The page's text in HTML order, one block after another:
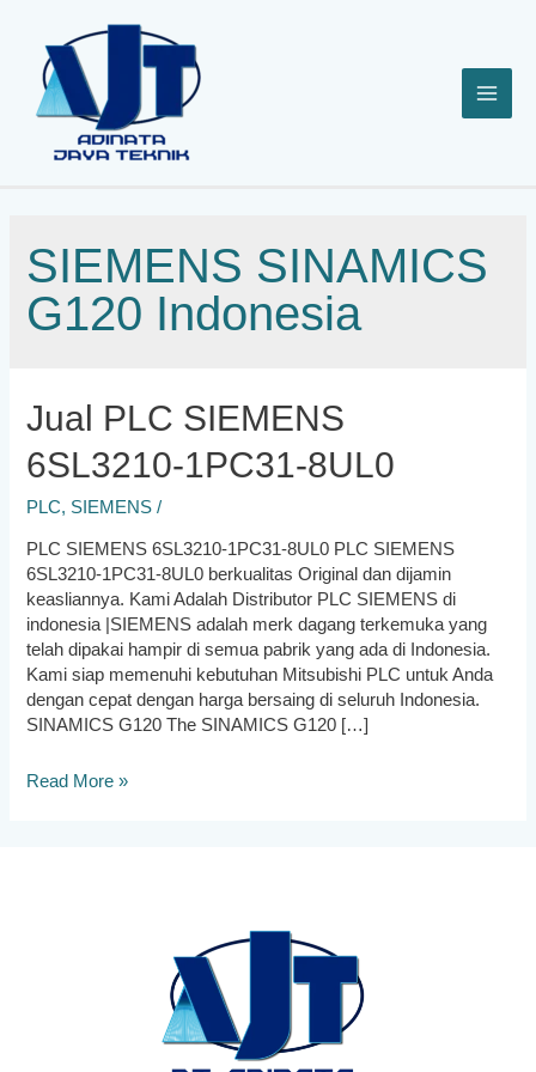
konten
SIEMENS SINAMICS
G120 Indonesia
Jual PLC SIEMENS
6SL3210-1PC31-8UL0
PLC, SIEMENS /
PLC SIEMENS 6SL3210-1PC31-8UL0 PLC SIEMENS
6SL3210-1PC31-8UL0 berkualitas Original dan dijamin
keasliannya. Kami Adalah Distributor PLC SIEMENS di
indonesia |SIEMENS adalah merk dagang terkemuka yang
telah dipakai hampir di semua pabrik yang ada di Indonesia.
Kami siap memenuhi kebutuhan Mitsubishi PLC untuk Anda
dengan cepat dengan harga bersaing di seluruh Indonesia.
SINAMICS G120 The SINAMICS G120 […]
Jual
Read More »